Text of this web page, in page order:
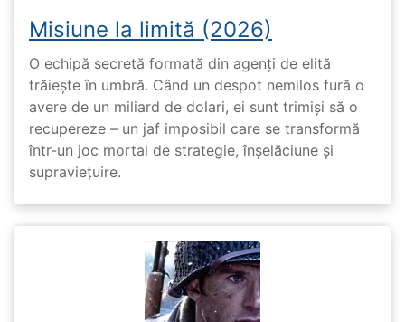
Misiune la limită (2026)
O echipă secretă formată din agenți de elită
trăiește în umbră. Când un despot nemilos fură o
avere de un miliard de dolari, ei sunt trimiși să o
recupereze – un jaf imposibil care se transformă
într-un joc mortal de strategie, înșelăciune și
supraviețuire.